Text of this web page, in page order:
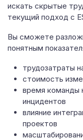
искать скрытые
текущий подход с
Вы сможете
понятным
трудозатраты
стоимость
время команды
инцидентов
влияние
проектов